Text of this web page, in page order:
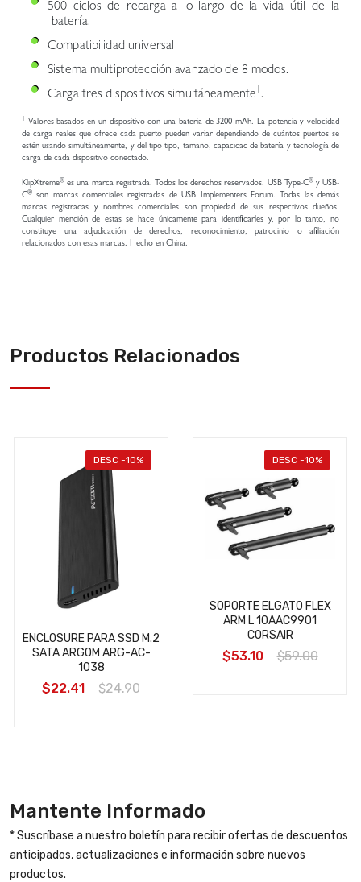
Productos Relacionados
DESC -10%
ENCLOSURE PARA SSD M.2
SATA ARGOM ARG-AC-
1038
$22.41 $24.90
DESC -10%
SOPORTE ELGATO FLEX
ARM L 10AAC9901
CORSAIR
$53.10 $59.00
Mantente Informado
* Suscríbase a nuestro boletín para recibir ofertas de descuentos
anticipados, actualizaciones e información sobre nuevos
productos.